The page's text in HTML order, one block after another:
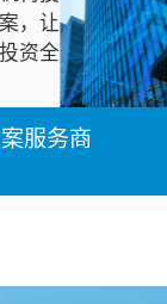
，让
资全
服务商